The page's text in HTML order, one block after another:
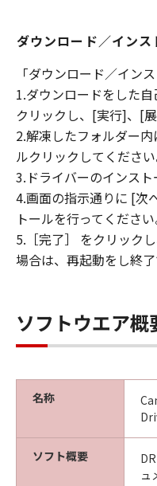
ダウンロード／インス
「ダウンロード／イン
1.ダウンロードをした
クリックし、[実行]、[
2.解凍したフォルダー
ルクリックしてください
3.ドライバーのインスト
4.画面の指示通りに [次
トールを行ってください
5.［完了］ をクリック
場合は、再起動をし終了
ソフトウエア概
名称
ソフト概要
ュ